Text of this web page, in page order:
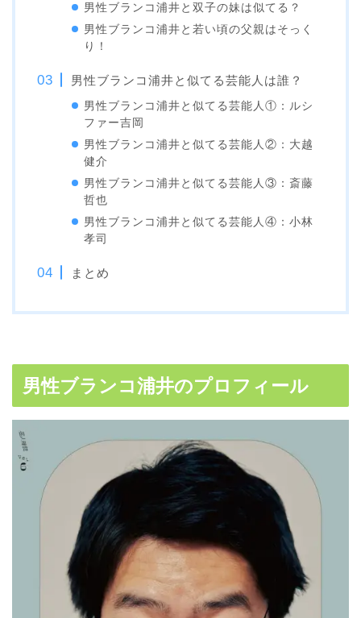
男性ブランコ浦井と双子の妹は似てる？
男性ブランコ浦井と若い頃の父親はそっく
り！
男性ブランコ浦井と似てる芸能人は誰？
男性ブランコ浦井と似てる芸能人①：ルシ
ファー吉岡
男性ブランコ浦井と似てる芸能人②：大越
健介
男性ブランコ浦井と似てる芸能人③：斎藤
哲也
男性ブランコ浦井と似てる芸能人④：小林
孝司
まとめ
男性ブランコ浦井のプロフィール